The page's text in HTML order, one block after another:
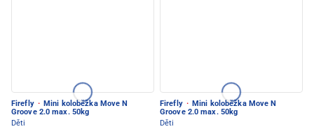
Firefly · Mini koloběžka Move N
Groove 2.0 max. 50kg
Děti
Firefly · Mini koloběžka Move N
Groove 2.0 max. 50kg
Děti